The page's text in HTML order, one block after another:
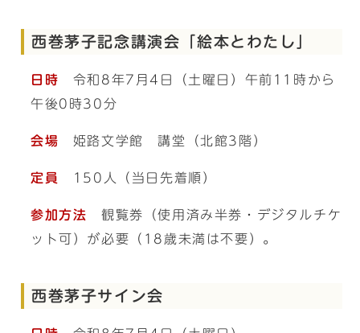
西巻茅子記念講演会「絵本とわたし」
日時 令和8年7月4日（土曜日）午前11時から
午後0時30分
会場 姫路文学館 講堂（北館3階）
定員 150人（当日先着順）
参加方法 観覧券（使用済み半券・デジタルチケ
ット可）が必要（18歳未満は不要）。
西巻茅子サイン会